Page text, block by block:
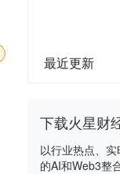
最近更新
下载火星财
以行业热点、
的AI和Web3整